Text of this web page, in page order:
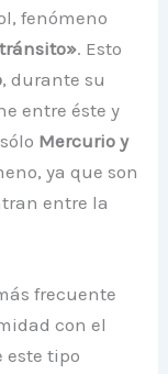
fenómeno
. Esto
, durante su
entre éste y
Mercurio y
ya que son
entre la
frecuente
con el
este tipo